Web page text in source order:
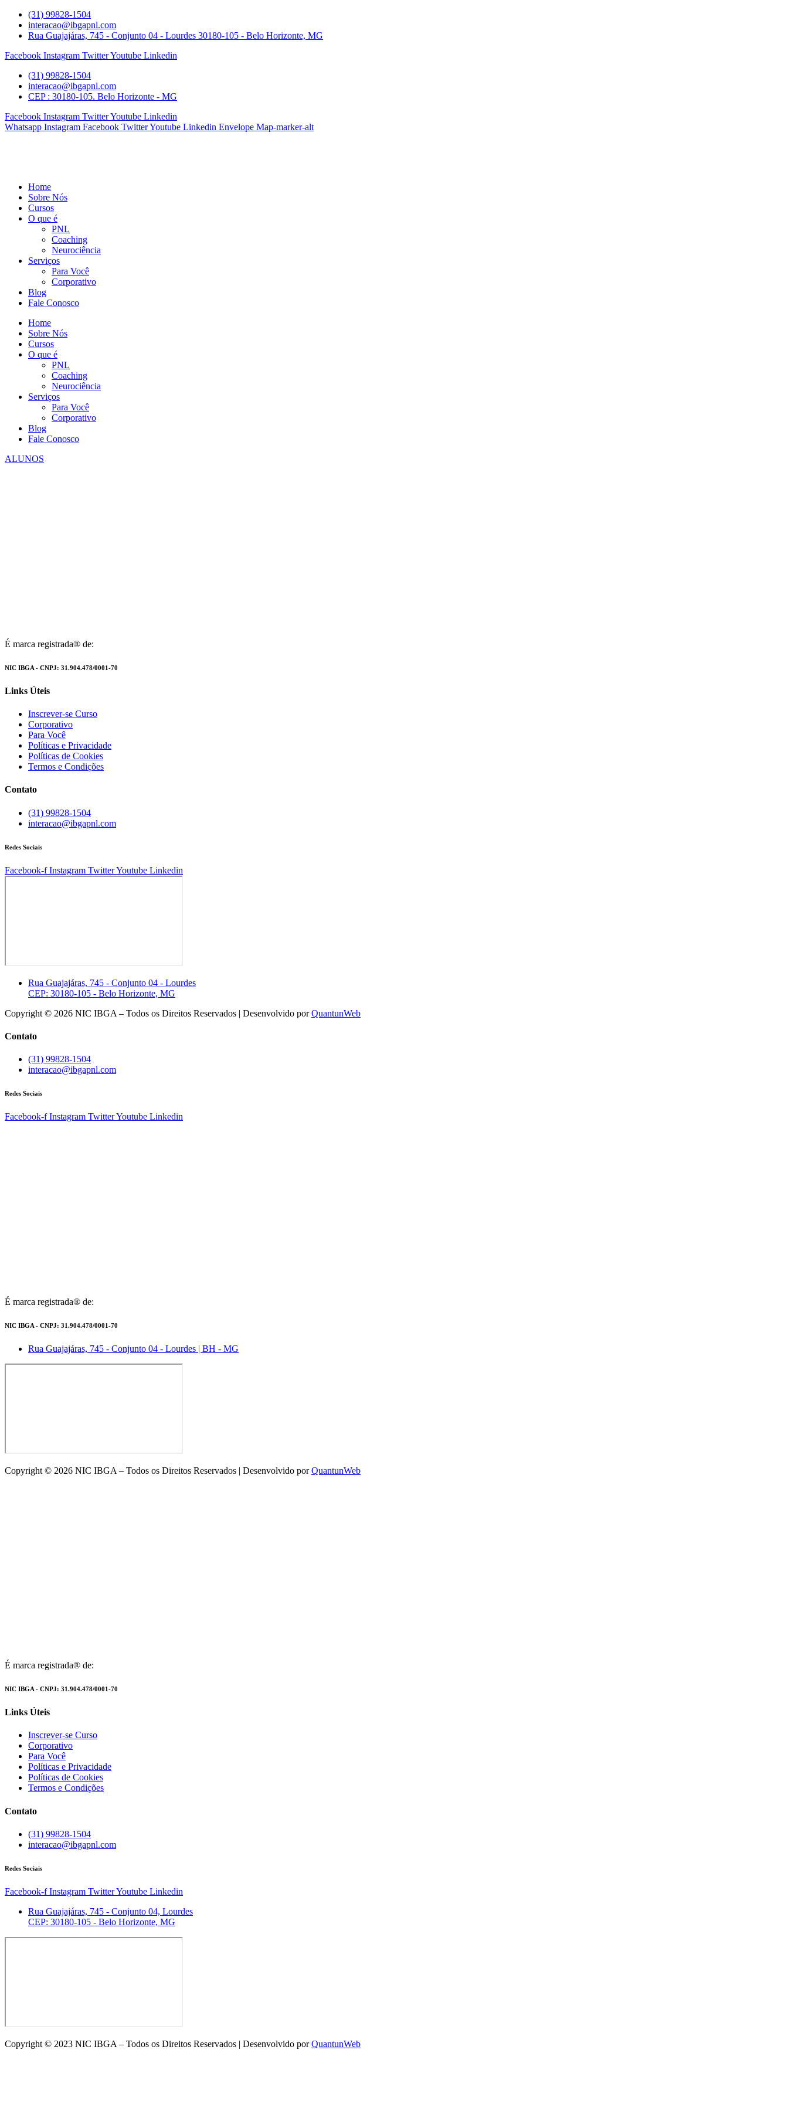
para
(31) 99828-1504
interacao@ibgapnl.com
Rua Guajajáras, 745 - Conjunto 04 - Lourdes 30180-105 - Belo Horizonte, MG
Facebook Instagram TwitterYoutube Linkedin
(31) 99828-1504
interacao@ibgapnl.com
CEP : 30180-105. Belo Horizonte - MG
Facebook Instagram TwitterYoutube Linkedin
Whatsapp Instagram Facebook TwitterYoutube Linkedin Envelope Map-marker-alt
Home
Sobre Nós
Cursos
O que é
PNL
Coaching
Neurociência
Serviços
Para Você
Corporativo
Blog
Fale Conosco
Home
Sobre Nós
Cursos
O que é
PNL
Coaching
Neurociência
Serviços
Para Você
Corporativo
Blog
Fale Conosco
ALUNOS
É marca registrada® de:
NIC IBGA - CNPJ: 31.904.478/0001-70
Links Úteis
Inscrever-se Curso
Corporativo
Para Você
Políticas e Privacidade
Políticas de Cookies
Termos e Condições
Contato
(31) 99828-1504
interacao@ibgapnl.com
Redes Sociais
Facebook-f Instagram TwitterYoutube Linkedin
Rua Guajajáras, 745 - Conjunto 04 - Lourdes
CEP: 30180-105 - Belo Horizonte, MG
Copyright © 2026 NIC IBGA – Todos os Direitos Reservados | Desenvolvido porQuantunWeb
Contato
(31) 99828-1504
interacao@ibgapnl.com
Redes Sociais
Facebook-f Instagram TwitterYoutube Linkedin
É marca registrada® de:
NIC IBGA - CNPJ: 31.904.478/0001-70
Rua Guajajáras, 745 - Conjunto 04 - Lourdes | BH - MG
Copyright © 2026 NIC IBGA – Todos os Direitos Reservados | Desenvolvido porQuantunWeb
É marca registrada® de:
NIC IBGA - CNPJ: 31.904.478/0001-70
Links Úteis
Inscrever-se Curso
Corporativo
Para Você
Políticas e Privacidade
Políticas de Cookies
Termos e Condições
Contato
(31) 99828-1504
interacao@ibgapnl.com
Redes Sociais
Facebook-f Instagram TwitterYoutube Linkedin
Rua Guajajáras, 745 - Conjunto 04, Lourdes
CEP: 30180-105 - Belo Horizonte, MG
Copyright © 2023 NIC IBGA – Todos os Direitos Reservados | Desenvolvido porQuantunWeb